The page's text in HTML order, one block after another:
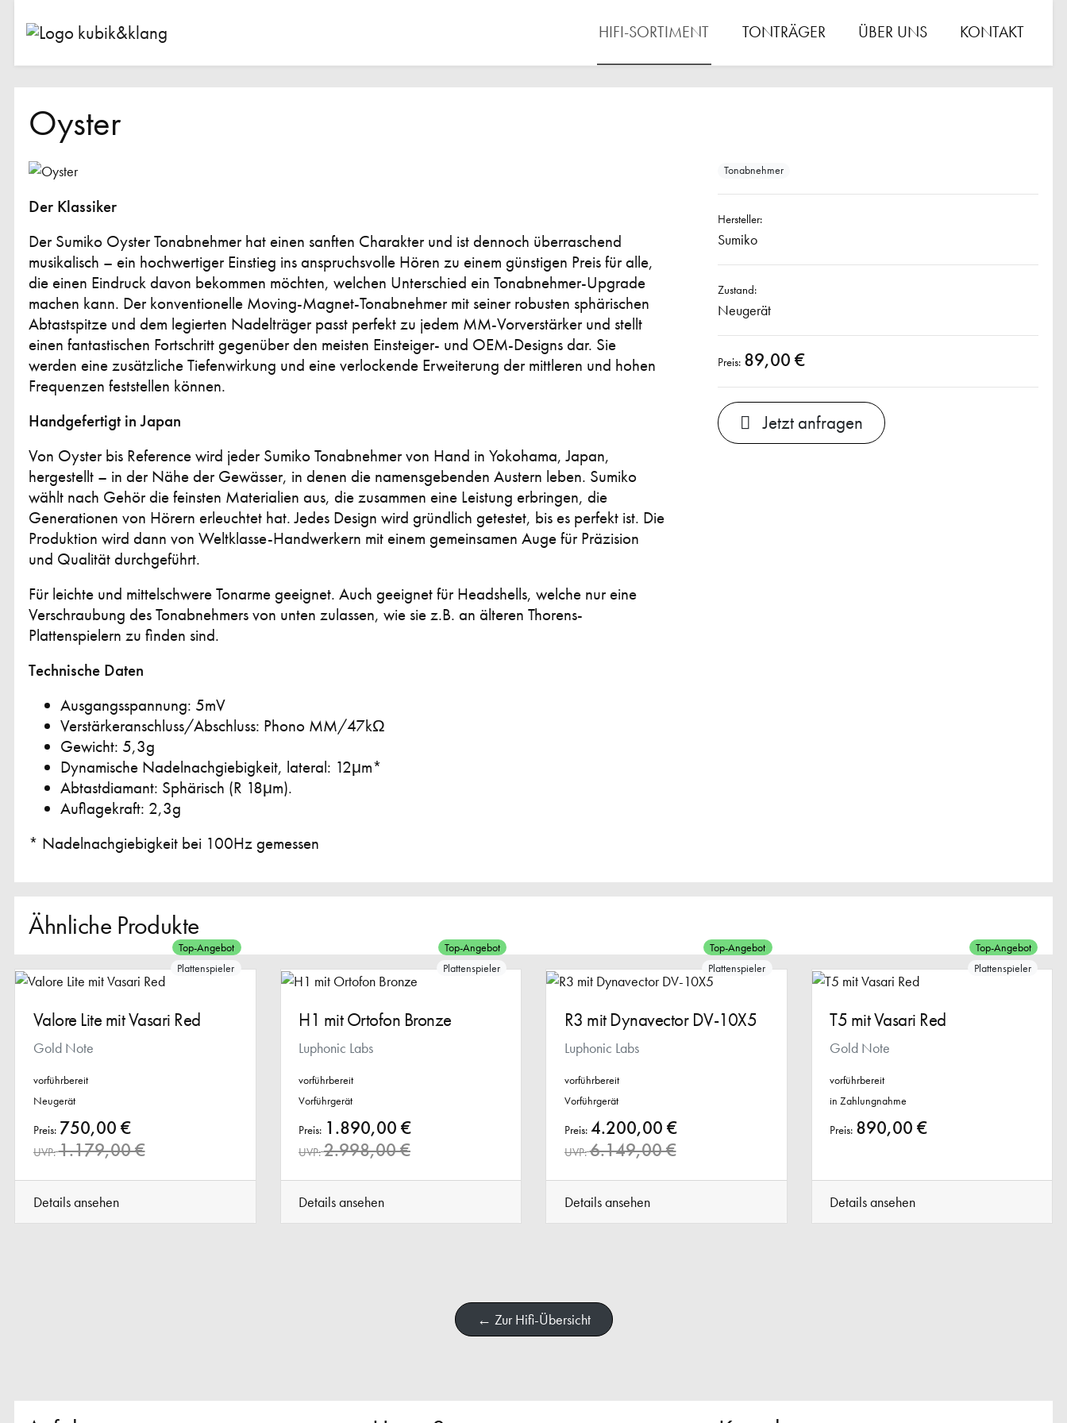
HIFI-SORTIMENT TONTRÄGER ÜBER UNS KONTAKT
Oyster
Der Klassiker
Der Sumiko Oyster Tonabnehmer hat einen sanften Charakter und ist dennoch überraschend
musikalisch – ein hochwertiger Einstieg ins anspruchsvolle Hören zu einem günstigen Preis für alle,
die einen Eindruck davon bekommen möchten, welchen Unterschied ein Tonabnehmer-Upgrade
machen kann. Der konventionelle Moving-Magnet-Tonabnehmer mit seiner robusten sphärischen
Abtastspitze und dem legierten Nadelträger passt perfekt zu jedem MM-Vorverstärker und stellt
einen fantastischen Fortschritt gegenüber den meisten Einsteiger- und OEM-Designs dar. Sie
werden eine zusätzliche Tiefenwirkung und eine verlockende Erweiterung der mittleren und hohen
Frequenzen feststellen können.
Handgefertigt in Japan
Von Oyster bis Reference wird jeder Sumiko Tonabnehmer von Hand in Yokohama, Japan,
hergestellt – in der Nähe der Gewässer, in denen die namensgebenden Austern leben. Sumiko
wählt nach Gehör die feinsten Materialien aus, die zusammen eine Leistung erbringen, die
Generationen von Hörern erleuchtet hat. Jedes Design wird gründlich getestet, bis es perfekt ist. Die
Produktion wird dann von Weltklasse-Handwerkern mit einem gemeinsamen Auge für Präzision
und Qualität durchgeführt.
Für leichte und mittelschwere Tonarme geeignet. Auch geeignet für Headshells, welche nur eine
Verschraubung des Tonabnehmers von unten zulassen, wie sie z.B. an älteren Thorens-
Plattenspielern zu finden sind.
Technische Daten
Ausgangsspannung: 5mV
Verstärkeranschluss/Abschluss: Phono MM/47kΩ
Gewicht: 5,3g
Dynamische Nadelnachgiebigkeit, lateral: 12μm*
Abtastdiamant: Sphärisch (R 18μm).
Auflagekraft: 2,3g
* Nadelnachgiebigkeit bei 100Hz gemessen
Tonabnehmer
Hersteller:
Sumiko
Zustand:
Neugerät
Preis: 89,00 €
Jetzt anfragen
Ähnliche Produkte
Top-Angebot
Plattenspieler
Valore Lite mit Vasari Red
Gold Note
vorführbereit
Neugerät
Preis: 750,00 €
UVP: 1.179,00 €
Details ansehen
Top-Angebot
Plattenspieler
H1 mit Ortofon Bronze
Luphonic Labs
vorführbereit
Vorführgerät
Preis: 1.890,00 €
UVP: 2.998,00 €
Details ansehen
Top-Angebot
Plattenspieler
R3 mit Dynavector DV-10X5
Luphonic Labs
vorführbereit
Vorführgerät
Preis: 4.200,00 €
UVP: 6.149,00 €
Details ansehen
Top-Angebot
Plattenspieler
T5 mit Vasari Red
Gold Note
vorführbereit
in Zahlungnahme
Preis: 890,00 €
Details ansehen
← Zur Hifi-Übersicht